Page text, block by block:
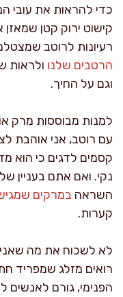
כדי להראות את עובי
קישוט ירוק קטן
רעיונות לרוטב
הרטבים שלנו ולראות
וגם על החיך.
למנות מבוססות מרק או
עם רוטב, אני אוהבת
קסמים לדגים כי הוא
נקי. ואם אתם בעניין
השראה במרקים
קערות.
לא לשכוח את מה שאני
רואים מזלג שמפריד
הפנימי, גורם לאנשים